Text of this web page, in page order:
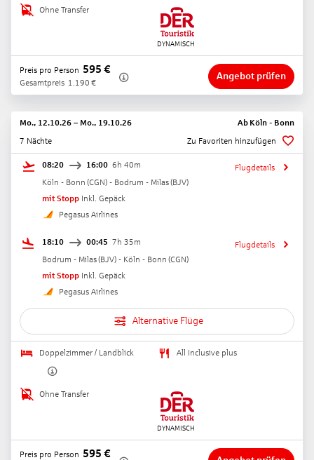
Ohne Transfer
Preis pro Person 595 €
Gesamtpreis 1.190 €
Angebot prüfen
Mo., 12.10.26 – Mo., 19.10.26 Ab Köln - Bonn
7 Nächte
Zu Favoriten hinzufügen
08:20 16:00 6h 40m
Köln - Bonn (CGN) - Bodrum - Milas(BJV)
mit Stopp Inkl. Gepäck
Pegasus Airlines
Flugdetails
18:10 00:45 7h 35m
Bodrum - Milas(BJV) - Köln - Bonn (CGN)
mit Stopp Inkl. Gepäck
Pegasus Airlines
Flugdetails
Alternative Flüge
Doppelzimmer / Landblick All Inclusive plus
Ohne Transfer
Preis pro Person 595 €